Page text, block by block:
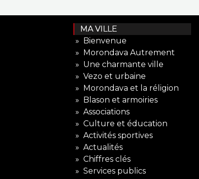
MA VILLE
» Bienvenue
» Morondava Autrement
» Une charmante ville
» Vezo et urbaine
» Morondava et la réligion
» Blason et armoiries
» Associations
» Culture et éducation
» Activités sportives
» Actualités
» Chiffres clés
» Services publics